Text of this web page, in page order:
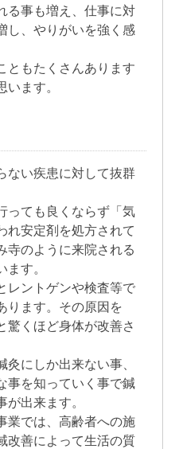
る事も増え、仕事に対
し、やりがいを強く感
ともたくさんあります
ます。
ない疾患に対して抜群
っても良くならず「気
れ安定剤を処方されて
寺のように来院される
す。
レントゲンや検査等で
ります。その原因を
驚くほど身体が改善さ
にしか出来ない事、
事を知っていく事で鍼
出来ます。
業では、高齢者への施
改善によって生活の質